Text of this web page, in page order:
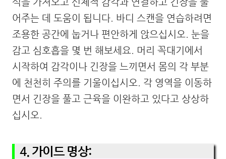
어주는 데 도움이 됩니다. 바디 스캔을 연습하려면
조용한 공간에 눕거나 편안하게 앉으십시오. 눈을
감고 심호흡을 몇 번 해보세요. 머리 꼭대기에서
시작하여 감각이나 긴장을 느끼면서 몸의 각 부분
에 천천히 주의를 기울이십시오. 각 영역을 이동하
면서 긴장을 풀고 근육을 이완하고 있다고 상상하
십시오.
4. 가이드 명상: